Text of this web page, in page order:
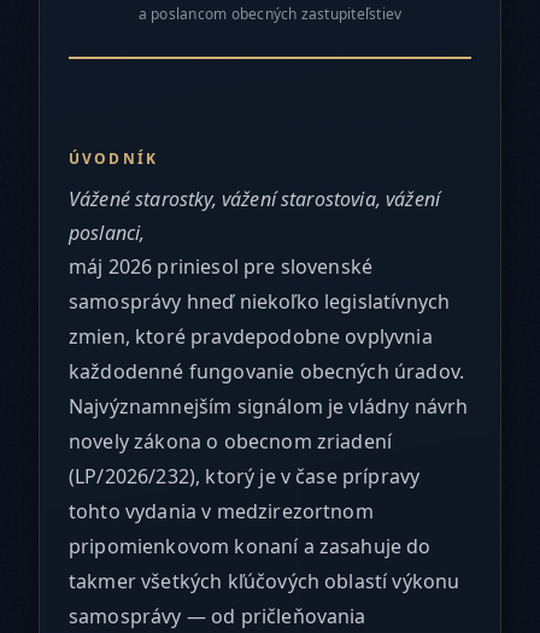
a poslancom obecných zastupiteľstiev
ÚVODNÍK
Vážené starostky, vážení starostovia, vážení
poslanci,
máj 2026 priniesol pre slovenské
samosprávy hneď niekoľko legislatívnych
zmien, ktoré pravdepodobne ovplyvnia
každodenné fungovanie obecných úradov.
Najvýznamnejším signálom je vládny návrh
novely zákona o obecnom zriadení
(LP/2026/232), ktorý je v čase prípravy
tohto vydania v medzirezortnom
pripomienkovom konaní a zasahuje do
takmer všetkých kľúčových oblastí výkonu
samosprávy — od pričleňovania